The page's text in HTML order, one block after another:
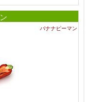
バナナピーマン